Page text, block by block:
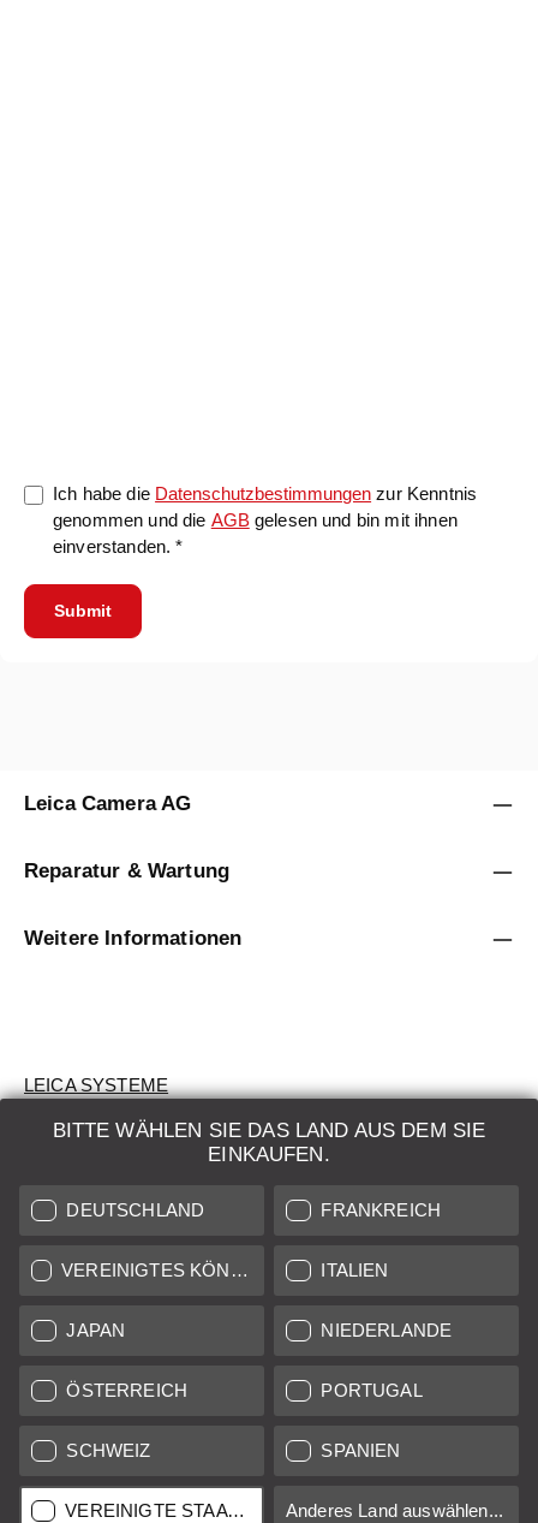
Ich habe die Datenschutzbestimmungen zur Kenntnis
genommen und die AGBgelesen und bin mit ihnen
einverstanden. *
Submit
BITTE WÄHLEN SIE DAS LAND AUS DEM SIE
EINKAUFEN.
DEUTSCHLAND FRANKREICH
VEREINIGTES KÖNIGREICH ITALIEN
JAPAN NIEDERLANDE
ÖSTERREICH PORTUGAL
SCHWEIZ SPANIEN
VEREINIGTE STAATEN Anderes Land auswählen...
Leica Camera AG
Reparatur & Wartung
Weitere Informationen
LEICA SYSTEME
BEWERTUNG
AUKTION
BRAND NEW
LEICA STORES
Alle Preise von in der EU/UK ansässigen Anbietern inkl.
Mehrwertsteuer zzgl.Versandkostensofern nicht anders